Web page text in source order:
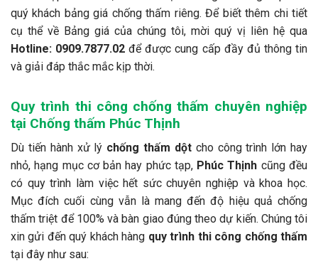
quý khách bảng giá chống thấm riêng. Để biết thêm chi tiết
cụ thể về Bảng giá của chúng tôi, mời quý vị liên hệ qua
Hotline: 0909.7877.02 để được cung cấp đầy đủ thông tin
và giải đáp thắc mắc kịp thời.
Quy trình thi công chống thấm chuyên nghiệp
tại Chống thấm Phúc Thịnh
Dù tiến hành xử lý chống thấm dộtcho công trình lớn hay
nhỏ, hạng mục cơ bản hay phức tạp, Phúc Thịnh cũng đều
có quy trình làm việc hết sức chuyên nghiệp và khoa học.
Mục đích cuối cùng vẫn là mang đến độ hiệu quả chống
thấm triệt để 100% và bàn giao đúng theo dự kiến. Chúng tôi
xin gửi đến quý khách hàng quy trình thi công chống thấm
tại đây như sau: